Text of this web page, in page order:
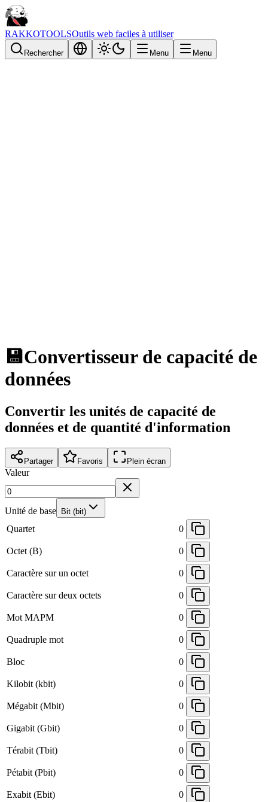
RAKKOTOOLSOutils web faciles à utiliser
Rechercher Menu Menu
💾Convertisseur de capacité de
données
Convertir les unités de capacité de
données et de quantité d'information
Partager Favoris Plein écran
Valeur
Unité de base Bit (bit)
Quartet 0
Octet (B) 0
Caractère sur un octet 0
Caractère sur deux octets 0
Mot MAPM 0
Quadruple mot 0
Bloc 0
Kilobit (kbit) 0
Mégabit (Mbit) 0
Gigabit (Gbit) 0
Térabit (Tbit) 0
Pétabit (Pbit) 0
Exabit (Ebit) 0